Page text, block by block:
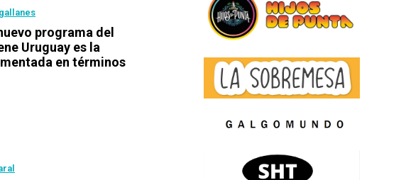
programa del
Uruguay es la
en términos